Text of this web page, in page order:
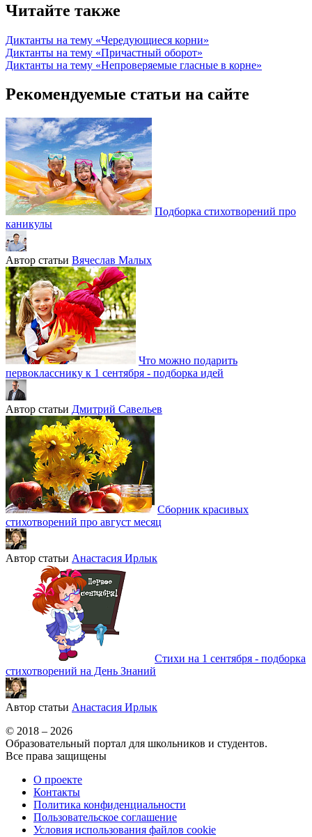
Читайте также
Диктанты на тему «Чередующиеся корни»
Диктанты на тему «Причастный оборот»
Диктанты на тему «Непроверяемые гласные в корне»
Рекомендуемые статьи на сайте
Подборка стихотворений про
каникулы
Автор статьи Вячеслав Малых
Что можно подарить
первокласснику к 1 сентября - подборка идей
Автор статьи Дмитрий Савельев
Сборник красивых
стихотворений про август месяц
Автор статьи Анастасия Ирлык
Стихи на 1 сентября - подборка
стихотворений на День Знаний
Автор статьи Анастасия Ирлык
© 2018 – 2026
Образовательный портал для школьников и студентов.
Все права защищены
О проекте
Контакты
Политика конфиденциальности
Пользовательское соглашение
Условия использования файлов cookie